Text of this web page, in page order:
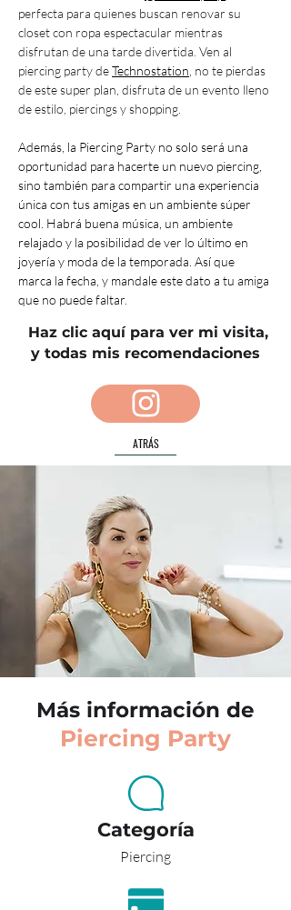
perfecta para quienes buscan renovar su
closet con ropa espectacular mientras
disfrutan de una tarde divertida. Ven al
piercing party de Technostation , no te pierdas
de este super plan, disfruta de un evento lleno
de estilo, piercings y shopping.
Además, la Piercing Party no solo será una
oportunidad para hacerte un nuevo piercing,
sino también para compartir una experiencia
única con tus amigas en un ambiente súper
cool. Habrá buena música, un ambiente
relajado y la posibilidad de ver lo último en
joyería y moda de la temporada. Así que
marca la fecha, y mandale este dato a tu amiga
que no puede faltar.
Haz clic aquí para ver mi visita,
y todas mis recomendaciones
ATRÁS
Más información de
Piercing Party
Categoría
Piercing